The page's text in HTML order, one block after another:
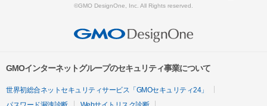
©GMO DesignOne, Inc. All Rights reserved.
GMOインターネットグループのセキュリティ事業について
世界初総合ネットセキュリティサービス「GMOセキュリティ24」